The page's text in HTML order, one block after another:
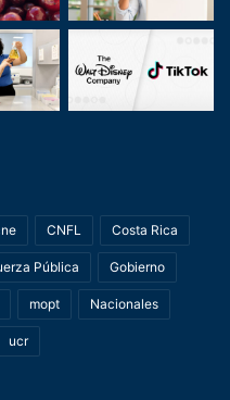
CNFL Costa Rica
Pública Gobierno
mopt Nacionales
ucr